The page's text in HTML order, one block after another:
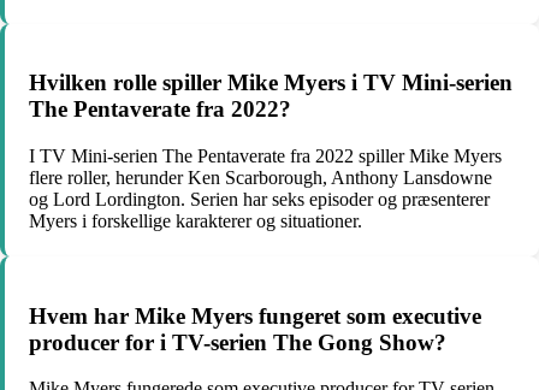
Hvilken rolle spiller Mike Myers i TV Mini-serien
The Pentaverate fra 2022?
I TV Mini-serien The Pentaverate fra 2022 spiller Mike Myers
flere roller, herunder Ken Scarborough, Anthony Lansdowne
og Lord Lordington. Serien har seks episoder og præsenterer
Myers i forskellige karakterer og situationer.
Hvem har Mike Myers fungeret som executive
producer for i TV-serien The Gong Show?